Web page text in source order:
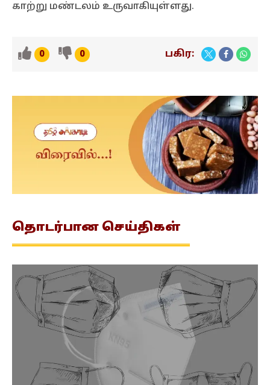
காற்று மண்டலம் உருவாகியுள்ளது.
0 0 பகிர:
தொடர்பான செய்திகள்